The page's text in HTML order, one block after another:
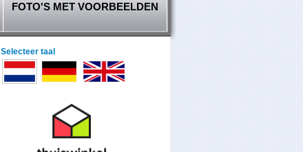
FOTO'S MET VOORBEELDEN
Selecteer taal